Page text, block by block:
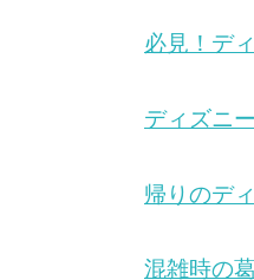
必見！デ
ディズニ
帰りのデ
混雑時の